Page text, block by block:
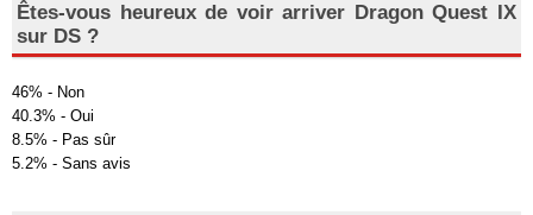
Êtes-vous heureux de voir arriver Dragon Quest IX
sur DS ?
46% - Non
40.3% - Oui
8.5% - Pas sûr
5.2% - Sans avis